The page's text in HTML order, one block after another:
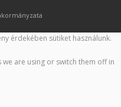
érdekében sütiket használunk.
are using or switch them off in